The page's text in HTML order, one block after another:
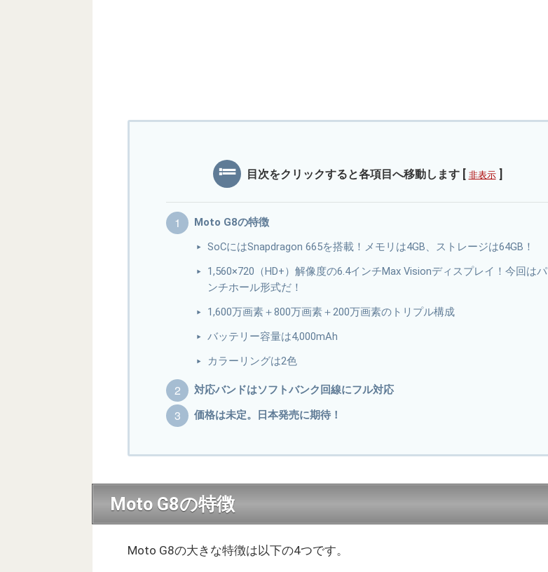
目次をクリックすると各項目へ移動します 非表示
Moto G8の特徴
SoCにはSnapdragon 665を搭載！メモリは4GB、ストレージは64GB！
1,560×720（HD+）解像度の6.4インチMax Visionディスプレイ！今回はパ
ンチホール形式だ！
1,600万画素＋800万画素＋200万画素のトリプル構成
バッテリー容量は4,000mAh
カラーリングは2色
対応バンドはソフトバンク回線にフル対応
価格は未定。日本発売に期待！
Moto G8の特徴
Moto G8の大きな特徴は以下の4つです。